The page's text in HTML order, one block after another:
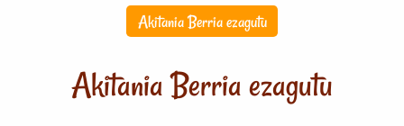
Akitania Berria ezagutu
Akitania Berria ezagutu